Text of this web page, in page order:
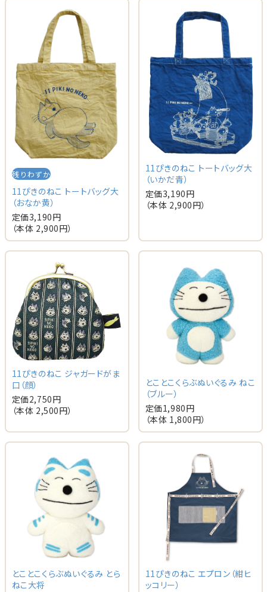
残りわずか
11ぴきのねこ トートバッグ大
（おなか黄）
定価3,190円
（本体 2,900円）
11ぴきのねこ トートバッグ大
（いかだ青）
定価3,190円
（本体 2,900円）
11ぴきのねこ ジャガードがま
口（顔）
定価2,750円
（本体 2,500円）
とことこくらぶぬいぐるみ ねこ
（ブルー）
定価1,980円
（本体 1,800円）
とことこくらぶぬいぐるみ とら
ねこ大将
11ぴきのねこ エプロン（紺ヒ
ッコリー）